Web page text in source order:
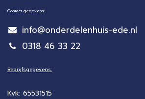
Contact gegevens:
info@onderdelenhuis-ede.nl
0318 46 33 22
Bedrijfsgegevens:
Kvk: 65531515